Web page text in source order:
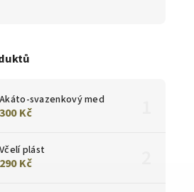
Akáto-svazenkový med
300 Kč
Včelí plást
290 Kč